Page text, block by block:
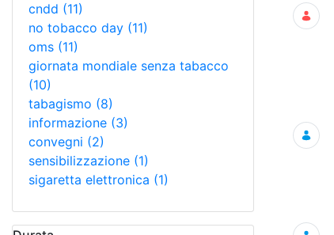
cndd (11)
no tobacco day (11)
oms (11)
giornata mondiale senza tabacco
(10)
tabagismo (8)
informazione (3)
convegni (2)
sensibilizzazione (1)
sigaretta elettronica (1)